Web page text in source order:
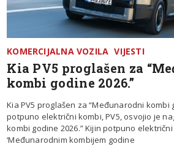
KOMERCIJALNA VOZILA VIJESTI
Kia PV5 proglašen za
kombi godine 2026.”
Kia PV5 proglašen za “Međunarodni kombi
potpuno električni kombi, PV5, osvojio je
kombi godine 2026.” Kijin potpuno
‘Međunarodnim kombijem godine